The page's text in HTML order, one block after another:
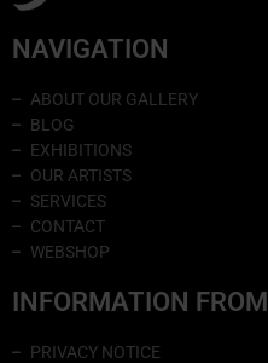
NAVIGATION
ABOUT OUR GALLERY
BLOG
EXHIBITIONS
OUR ARTISTS
SERVICES
CONTACT
WEBSHOP
INFORMATION FROM
PRIVACY NOTICE